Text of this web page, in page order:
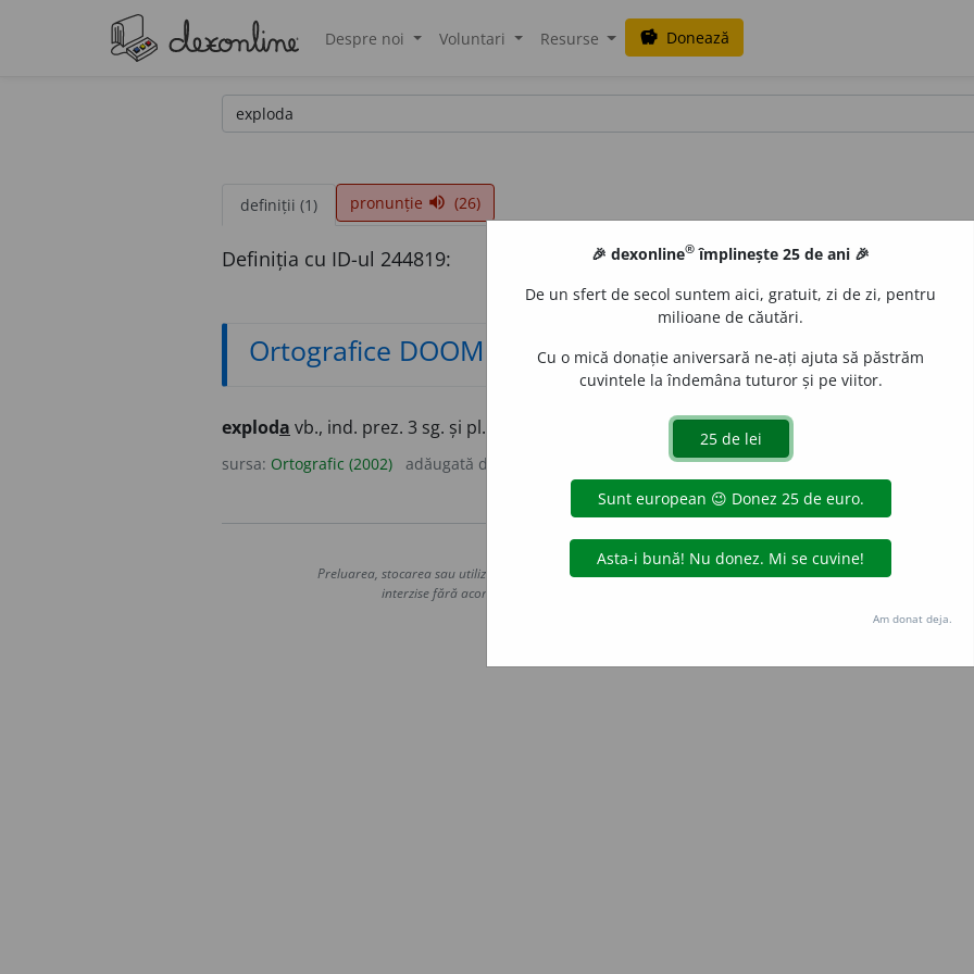
Despre noi Voluntari Resurse savings Donează
definiții (1) pronunție volume_up (26)
Definiția cu ID-ul 244819:
Ortografice DOOM
exploda vb., ind. prez. 3 sg. și pl.
sursa: Ortografic (2002) adăugată de
Copyright © 2004-2026 dexonline (https://dexonline.ro)
Preluarea, stocarea sau utilizarea datelor de pe acest site, inclusiv prin orice metode de extragere automată
interzise fără acordul nostru prealabil scris, cu excepția seturilor de date oferite oficial spre utilizare
Hosterion
🎉 dexonline® împlinește 25 de ani 🎉
De un sfert de secol suntem aici, gratuit, zi de zi, pentru
milioane de căutări.
Cu o mică donație aniversară ne-ați ajuta să păstrăm
cuvintele la îndemâna tuturor și pe viitor.
Am donat deja.